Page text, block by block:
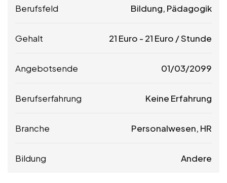
Berufsfeld Bildung, Pädagogik
Gehalt 21 Euro - 21 Euro / Stunde
Angebotsende 01/03/2099
Berufserfahrung Keine Erfahrung
Branche Personalwesen, HR
Bildung Andere